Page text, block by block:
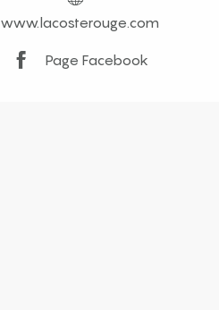
www.lacosterouge.com
Page Facebook